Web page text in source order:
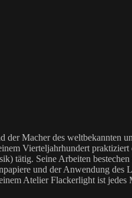
Macher des weltbekannten
Vierteljahrhundert
tätig. Seine Arbeiten
und der Anwendung
Atelier Flackerlight ist